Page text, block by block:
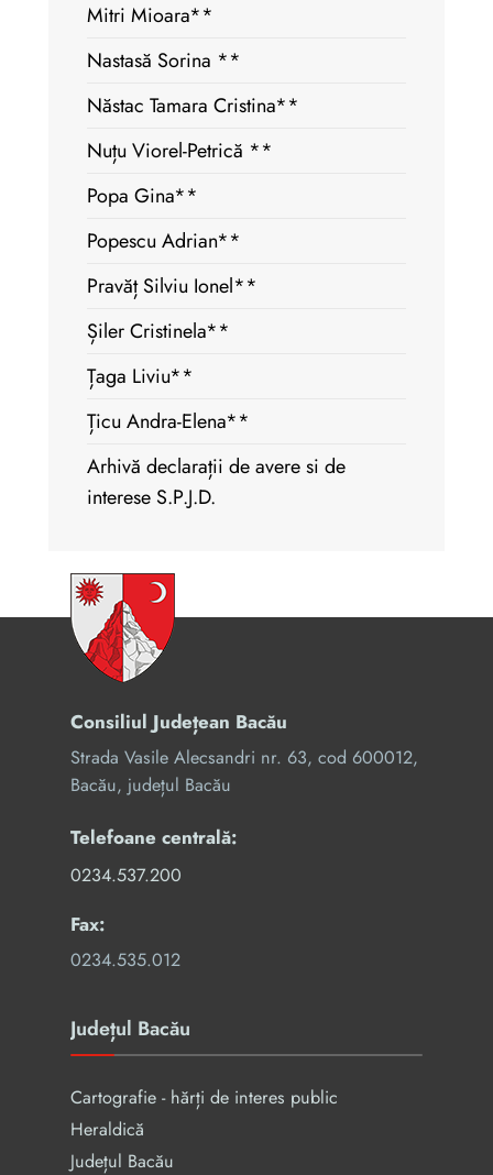
Mitri Mioara**
Nastasă Sorina **
Năstac Tamara Cristina**
Nuțu Viorel-Petrică **
Popa Gina**
Popescu Adrian**
Pravăț Silviu Ionel**
Șiler Cristinela**
Țaga Liviu**
Țicu Andra-Elena**
Arhivă declarații de avere si de
interese S.P.J.D.
Consiliul Județean Bacău
Strada Vasile Alecsandri nr. 63, cod 600012,
Bacău, județul Bacău
Telefoane centrală:
0234.537.200
Fax:
0234.535.012
Județul Bacău
Cartografie - hărți de interes public
Heraldică
Județul Bacău